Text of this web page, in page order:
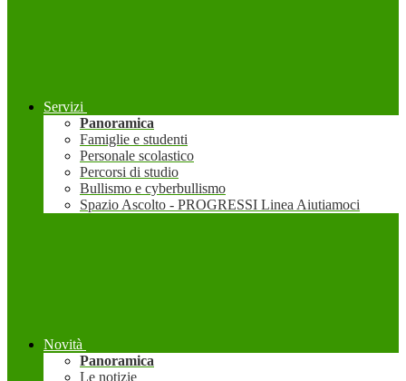
Servizi
Panoramica
Famiglie e studenti
Personale scolastico
Percorsi di studio
Bullismo e cyberbullismo
Spazio Ascolto - PROGRESSI Linea Aiutiamoci
Novità
Panoramica
Le notizie